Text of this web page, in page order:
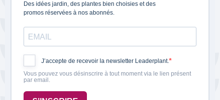
Des idées jardin, des plantes bien choisies et des
promos réservées à nos abonnés.
J’accepte de recevoir la newsletter Leaderplant.
Vous pouvez vous désinscrire à tout moment via le lien présent
par email.